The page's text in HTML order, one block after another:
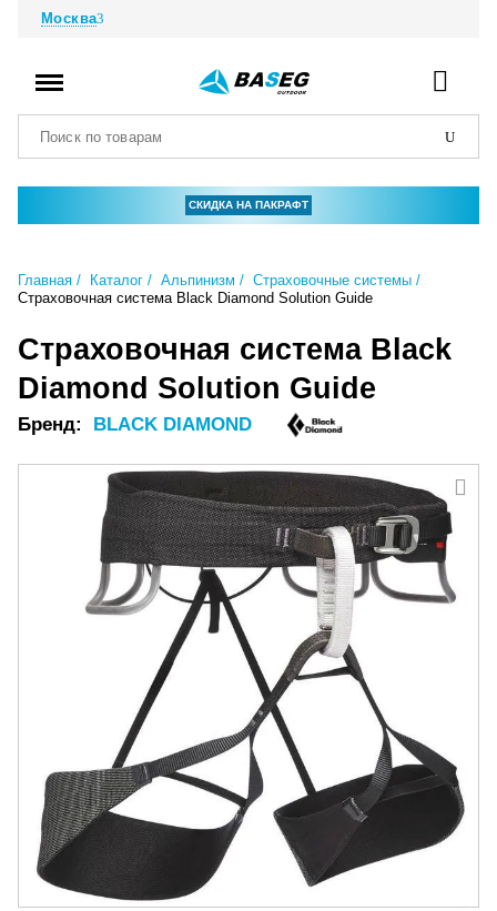
Москва
СКИДКА НА ПАКРАФТ
Главная Каталог Альпинизм
Страховочные системы
Страховочная система Black Diamond Solution Guide
Страховочная система Black
Diamond Solution Guide
Бренд: BLACK DIAMOND